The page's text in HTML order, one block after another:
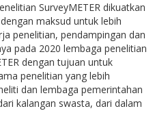
SurveyMETER dikuatkan
maksud untuk lebih
penelitian, pendampingan dan
pada 2020 lembaga penelitian
dengan tujuan untuk
penelitian yang lebih
dan lembaga pemerintahan
kalangan swasta, dari dalam